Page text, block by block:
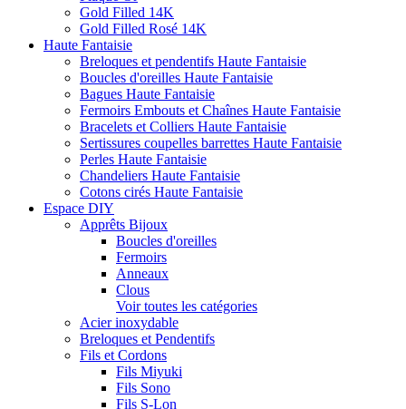
Gold Filled 14K
Gold Filled Rosé 14K
Haute Fantaisie
Breloques et pendentifs Haute Fantaisie
Boucles d'oreilles Haute Fantaisie
Bagues Haute Fantaisie
Fermoirs Embouts et Chaînes Haute Fantaisie
Bracelets et Colliers Haute Fantaisie
Sertissures coupelles barrettes Haute Fantaisie
Perles Haute Fantaisie
Chandeliers Haute Fantaisie
Cotons cirés Haute Fantaisie
Espace DIY
Apprêts Bijoux
Boucles d'oreilles
Fermoirs
Anneaux
Clous
Voir toutes les catégories
Acier inoxydable
Breloques et Pendentifs
Fils et Cordons
Fils Miyuki
Fils Sono
Fils S-Lon